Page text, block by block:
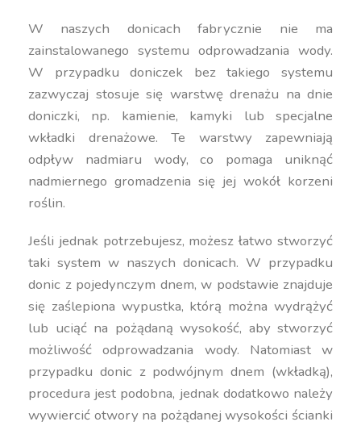
W naszych donicach fabrycznie nie ma
zainstalowanego systemu odprowadzania wody.
W przypadku doniczek bez takiego systemu
zazwyczaj stosuje się warstwę drenażu na dnie
doniczki, np. kamienie, kamyki lub specjalne
wkładki drenażowe. Te warstwy zapewniają
odpływ nadmiaru wody, co pomaga uniknąć
nadmiernego gromadzenia się jej wokół korzeni
roślin.
Jeśli jednak potrzebujesz, możesz łatwo stworzyć
taki system w naszych donicach. W przypadku
donic z pojedynczym dnem, w podstawie znajduje
się zaślepiona wypustka, którą można wydrążyć
lub uciąć na pożądaną wysokość, aby stworzyć
możliwość odprowadzania wody. Natomiast w
przypadku donic z podwójnym dnem (wkładką),
procedura jest podobna, jednak dodatkowo należy
wywiercić otwory na pożądanej wysokości ścianki